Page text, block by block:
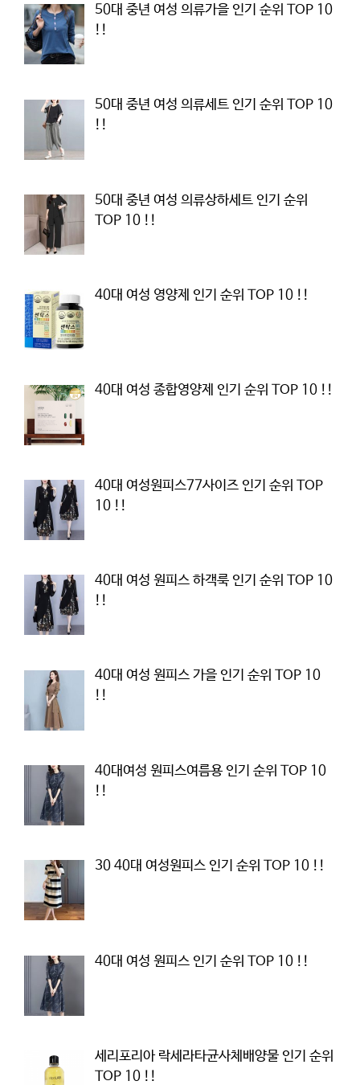
50대 중년 여성 의류가을 인기 순위 TOP 10
!!
50대 중년 여성 의류세트 인기 순위 TOP 10
!!
50대 중년 여성 의류상하세트 인기 순위
TOP 10 !!
40대 여성 영양제 인기 순위 TOP 10 !!
40대 여성 종합영양제 인기 순위 TOP 10 !!
40대 여성원피스77사이즈 인기 순위 TOP
10 !!
40대 여성 원피스 하객룩 인기 순위 TOP 10
!!
40대 여성 원피스 가을 인기 순위 TOP 10
!!
40대여성 원피스여름용 인기 순위 TOP 10
!!
30 40대 여성원피스 인기 순위 TOP 10 !!
40대 여성 원피스 인기 순위 TOP 10 !!
세리포리아 락세라타균사체배양물 인기 순위
TOP 10 !!